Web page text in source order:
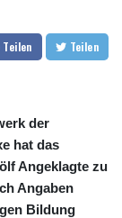
Teilen Teilen
der
hat das
Angeklagte zu
Angaben
Bildung